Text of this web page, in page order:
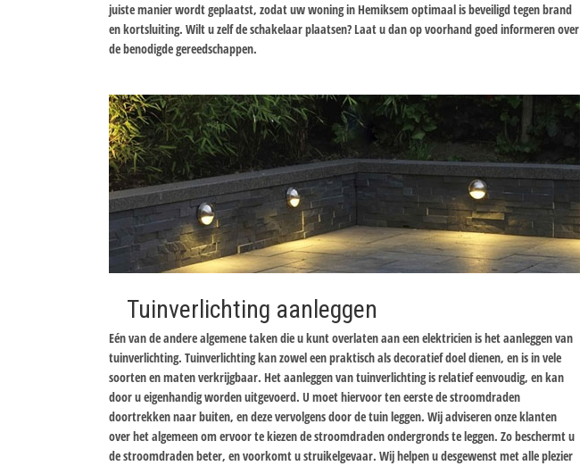
juiste manier wordt geplaatst, zodat uw woning in Hemiksem optimaal is beveiligd tegen brand
en kortsluiting. Wilt u zelf de schakelaar plaatsen? Laat u dan op voorhand goed informeren over
de benodigde gereedschappen.
Tuinverlichting aanleggen
Eén van de andere algemene taken die u kunt overlaten aan een elektricien is het aanleggen van
tuinverlichting. Tuinverlichting kan zowel een praktisch als decoratief doel dienen, en is in vele
soorten en maten verkrijgbaar. Het aanleggen van tuinverlichting is relatief eenvoudig, en kan
door u eigenhandig worden uitgevoerd. U moet hiervoor ten eerste de stroomdraden
doortrekken naar buiten, en deze vervolgens door de tuin leggen. Wij adviseren onze klanten
over het algemeen om ervoor te kiezen de stroomdraden ondergronds te leggen. Zo beschermt u
de stroomdraden beter, en voorkomt u struikelgevaar. Wij helpen u desgewenst met alle plezier